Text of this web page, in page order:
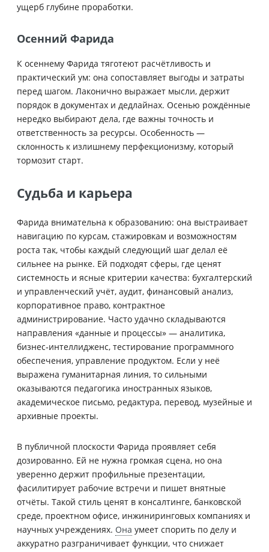
ущерб глубине проработки.
Осенний Фарида
К осеннему Фарида тяготеют расчётливость и
практический ум: она сопоставляет выгоды и затраты
перед шагом. Лаконично выражает мысли, держит
порядок в документах и дедлайнах. Осенью рождённые
нередко выбирают дела, где важны точность и
ответственность за ресурсы. Особенность —
склонность к излишнему перфекционизму, который
тормозит старт.
Судьба и карьера
Фарида внимательна к образованию: она выстраивает
навигацию по курсам, стажировкам и возможностям
роста так, чтобы каждый следующий шаг делал её
сильнее на рынке. Ей подходят сферы, где ценят
системность и ясные критерии качества: бухгалтерский
и управленческий учёт, аудит, финансовый анализ,
корпоративное право, контрактное
администрирование. Часто удачно складываются
направления «данные и процессы» — аналитика,
бизнес‑интеллидженс, тестирование программного
обеспечения, управление продуктом. Если у неё
выражена гуманитарная линия, то сильными
оказываются педагогика иностранных языков,
академическое письмо, редактура, перевод, музейные и
архивные проекты.
В публичной плоскости Фарида проявляет себя
дозированно. Ей не нужна громкая сцена, но она
уверенно держит профильные презентации,
фасилитирует рабочие встречи и пишет внятные
отчёты. Такой стиль ценят в консалтинге, банковской
среде, проектном офисе, инжиниринговых компаниях и
научных учреждениях. Она умеет спорить по делу и
аккуратно разграничивает функции, что снижает